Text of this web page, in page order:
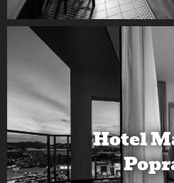
Hotel